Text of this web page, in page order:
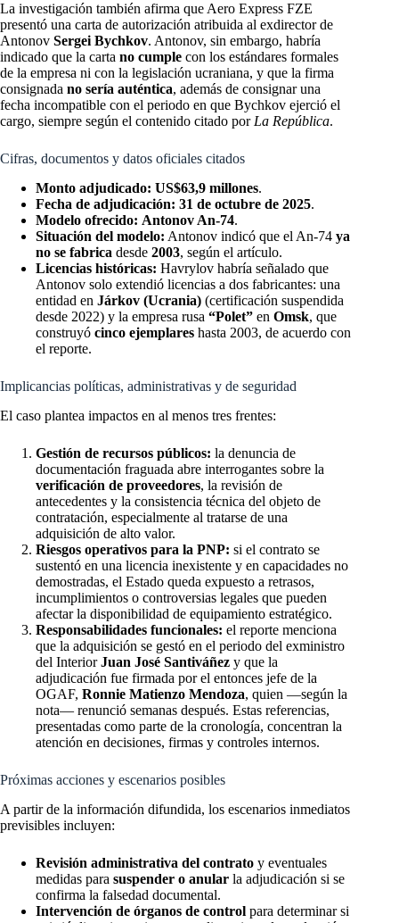
La investigación también afirma que Aero Express FZE
presentó una carta de autorización atribuida al exdirector de
Antonov Sergei Bychkov. Antonov, sin embargo, habría
indicado que la carta no cumple con los estándares formales
de la empresa ni con la legislación ucraniana, y que la firma
consignada no sería auténtica, además de consignar una
fecha incompatible con el periodo en que Bychkov ejerció el
cargo, siempre según el contenido citado porLa República.
Cifras, documentos y datos oficiales citados
Monto adjudicado: US$63,9 millones.
Fecha de adjudicación: 31 de octubre de 2025.
Modelo ofrecido: Antonov An-74.
Situación del modelo: Antonov indicó que el An-74 ya
no se fabrica desde 2003, según el artículo.
Licencias históricas: Havrylov habría señalado que
Antonov solo extendió licencias a dos fabricantes: una
entidad en Járkov (Ucrania) (certificación suspendida
desde 2022) y la empresa rusa “Polet” en Omsk, que
construyó cinco ejemplares hasta 2003, de acuerdo con
el reporte.
Implicancias políticas, administrativas y de seguridad
El caso plantea impactos en al menos tres frentes:
Gestión de recursos públicos: la denuncia de
documentación fraguada abre interrogantes sobre la
verificación de proveedores, la revisión de
antecedentes y la consistencia técnica del objeto de
contratación, especialmente al tratarse de una
adquisición de alto valor.
Riesgos operativos para la PNP: si el contrato se
sustentó en una licencia inexistente y en capacidades no
demostradas, el Estado queda expuesto a retrasos,
incumplimientos o controversias legales que pueden
afectar la disponibilidad de equipamiento estratégico.
Responsabilidades funcionales: el reporte menciona
que la adquisición se gestó en el periodo del exministro
del InteriorJuan José Santiváñez y que la
adjudicación fue firmada por el entonces jefe de la
OGAF, Ronnie Matienzo Mendoza, quien —según la
nota— renunció semanas después. Estas referencias,
presentadas como parte de la cronología, concentran la
atención en decisiones, firmas y controles internos.
Próximas acciones y escenarios posibles
A partir de la información difundida, los escenarios inmediatos
previsibles incluyen:
Revisión administrativa del contrato y eventuales
medidas para suspender o anular la adjudicación si se
confirma la falsedad documental.
Intervención de órganos de control para determinar si